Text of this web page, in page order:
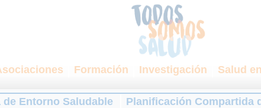
Formación Investigación Salud
de Entorno Saludable Planificación Compartida